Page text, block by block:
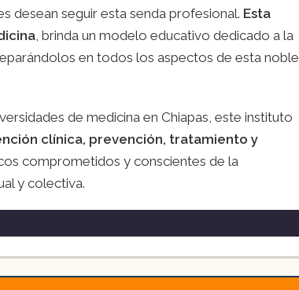
desean seguir esta senda profesional. Esta
, brinda un modelo educativo dedicado a la
en todos los aspectos de esta noble
de medicina en Chiapas, este instituto
clínica, prevención, tratamiento y
comprometidos y conscientes de la
y colectiva.